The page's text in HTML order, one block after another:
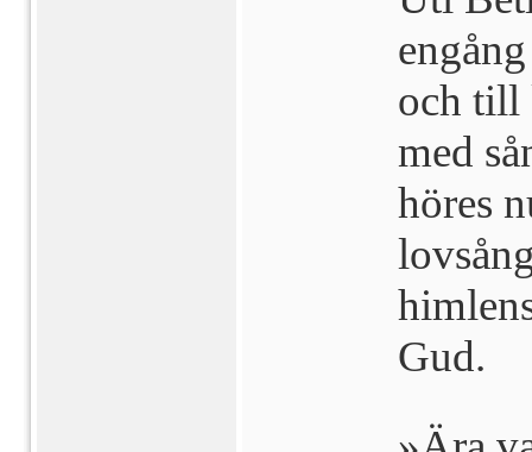
engång
och till
med
höres
Gud.